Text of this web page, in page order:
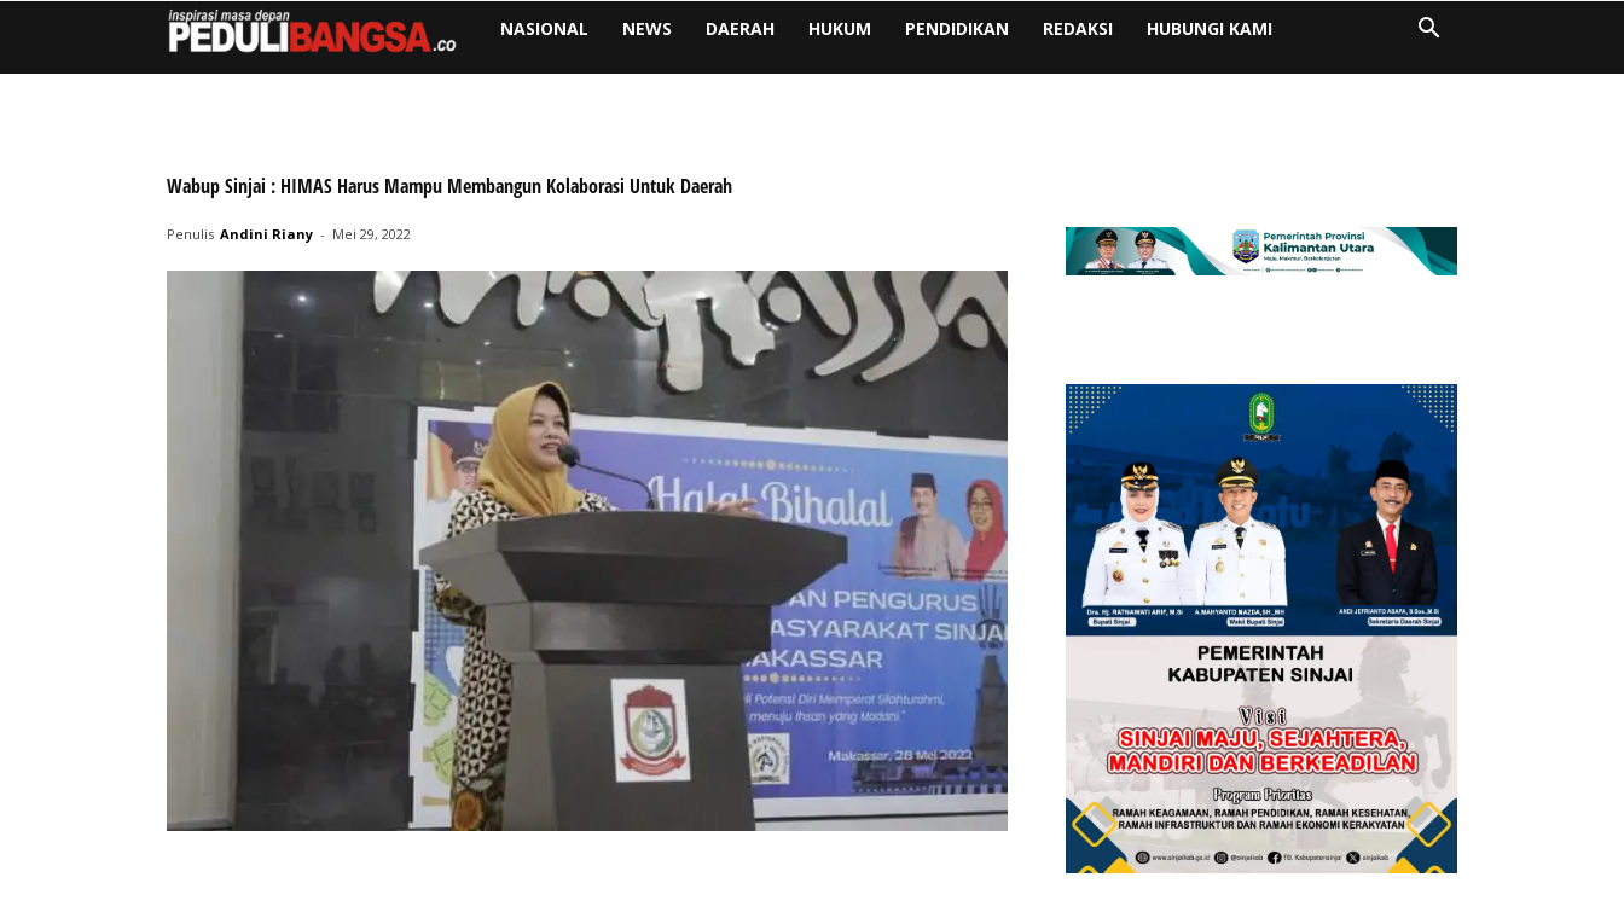
NASIONAL NEWS DAERAH HUKUM PENDIDIKAN REDAKSI HUBUNGI KAMI
Wabup Sinjai : HIMAS Harus Mampu Membangun Kolaborasi Untuk Daerah
Penulis Andini Riany - Mei 29, 2022